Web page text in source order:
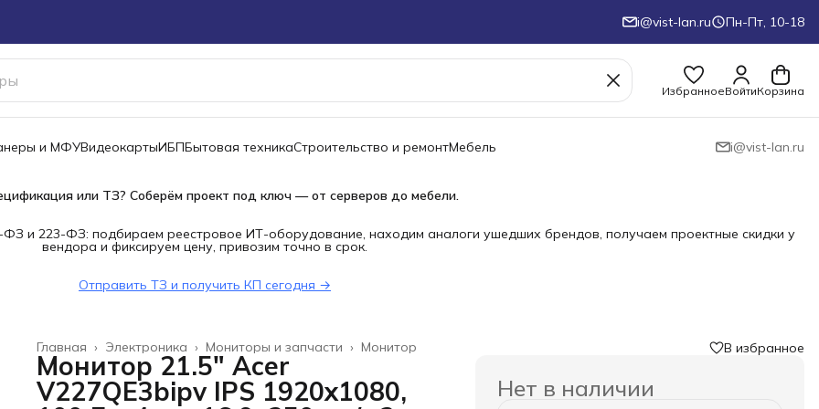
i@vist-lan.ru Пн-Пт, 10-18
ИзбранноеВойтиКорзина
и МФУВидеокартыИБПБытовая техникаСтроительство и ремонтМебель i@vist-lan.ru
или ТЗ? Соберём проект под ключ — от серверов до мебели.
и 223-ФЗ: подбираем реестровое ИТ-оборудование, находим аналоги ушедших брендов, получаем проектные скидки у
вендора и фиксируем цену, привозим точно в срок.
Отправить ТЗ и получить КП сегодня →
Монитор
Мониторы и запчасти ›
Электроника ›
Главная ›
Монитор 21.5" Acer
V227QE3bipv IPS 1920x1080,
В избранное
Нет в наличии